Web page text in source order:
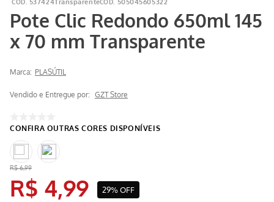
537424Transparente 505045605322
Pote Clic Redondo 650ml 145
x 70 mm Transparente
Marca: PLASÚTIL
Vendido e Entregue por: GZT Store
R$ 6,99
R$ 4,99 29%OFF